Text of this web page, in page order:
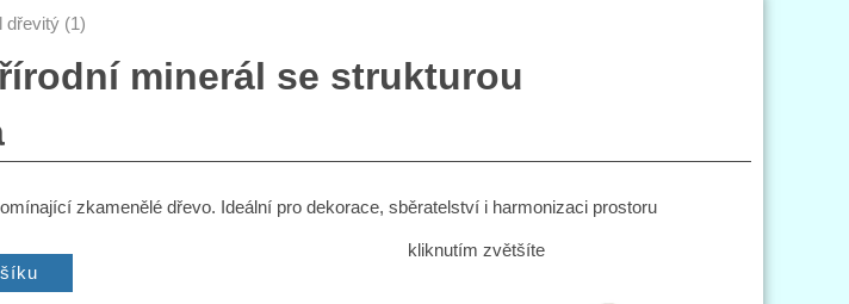
dřevitý (1)
minerál se strukturou
zkamenělé dřevo. Ideální pro dekorace, sběratelství i harmonizaci prostoru
kliknutím zvětšíte